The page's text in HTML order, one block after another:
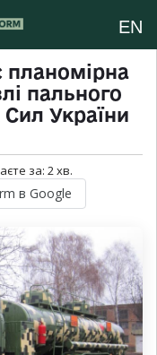
EN
планомірна
пального
України
за: 2хв.
в Google